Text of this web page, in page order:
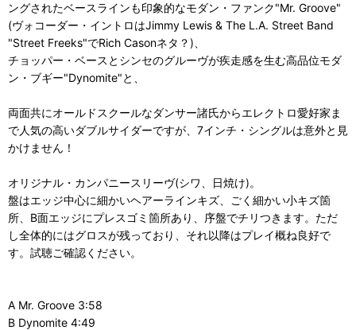
ングされたベースラインも印象的なモダン・ファンク"Mr. Groove"
(ヴォコーダー・イントロはJimmy Lewis & The L.A. Street Band
"Street Freeks"でRich Casonネタ？)、
チョッパー・ベースとシンセのグルーヴが疾走感を生む高品位モダ
ン・ブギー"Dynomite"と、
両面共にオールドスクールなダンサー諸氏からエレクトロ愛好家ま
で人気の高いダブルサイダーですが、7インチ・シングルは意外と見
かけません！
オリジナル・カンパニースリーヴ(シワ、日焼け)。
盤はエッジ中心に細かいヘアーラインキズ、ごく細かい小キズ箇
所、B面エッジにプレスゴミ箇所あり、序盤でチリつきます。ただ
し全体的にはグロスが残っており、それ以降はプレイ概ね良好で
す。試聴ご確認ください。
A Mr. Groove 3:58
B Dynomite 4:49